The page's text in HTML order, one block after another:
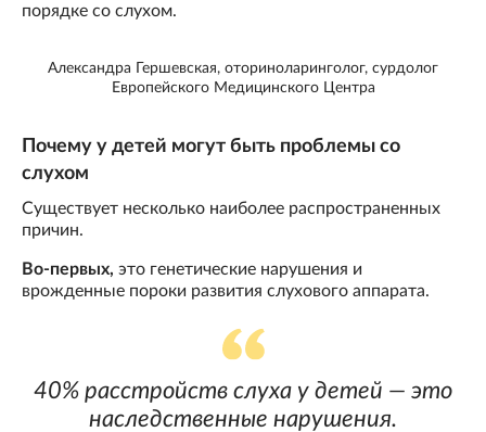
порядке со слухом.
Александра Гершевская, оториноларинголог, сурдолог
Европейского Медицинского Центра
Почему у детей могут быть проблемы со
слухом
Существует несколько наиболее распространенных
причин.
Во-первых, это генетические нарушения и
врожденные пороки развития слухового аппарата.
40% расстройств слуха у детей — это
наследственные нарушения.